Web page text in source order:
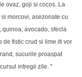
ovaz, goji si cocos. La
morcovi, asezonate cu
quinoa, avocado, sfecla
de fistic crud si lime iti vor
sucurile proaspat
intregii zile. "